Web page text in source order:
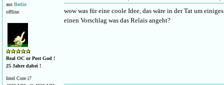
aus Berlin
offline
Real OC or Post God !
25 Jahre dabei !
Intel Core i7
wow was für eine coole Idee, das wäre in der Tat um
einen Vorschlag was das Relais angeht?